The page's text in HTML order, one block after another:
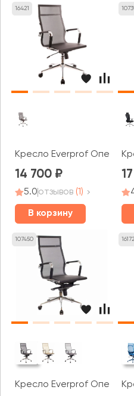
16421
Кресло Everprof Опера Т
14 700
5.0отзывов (1)
В корзину
107450
Кресло Everprof Опера М